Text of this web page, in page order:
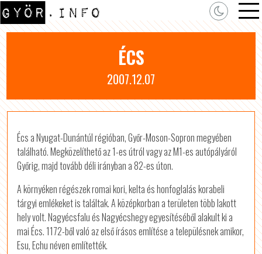
ÉCS
2007.12.07
Écs a Nyugat-Dunántúl régióban, Győr-Moson-Sopron megyében
található. Megközelíthető az 1-es útról vagy az M1-es autópályáról
Győrig, majd tovább déli irányban a 82-es úton.
A környéken régészek romai kori, kelta és honfoglalás korabeli
tárgyi emlékeket is találtak. A középkorban a területen több lakott
hely volt. Nagyécsfalu és Nagyécshegy egyesítéséből alakult ki a
mai Écs. 1172-ből való az első írásos említése a településnek amikor,
Esu, Echu néven említették.